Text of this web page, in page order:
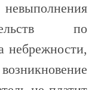
по
небрежности,